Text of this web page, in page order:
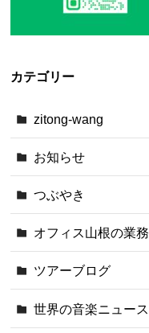
カテゴリー
zitong-wang
お知らせ
つぶやき
オフィス山根の業務
ツアーブログ
世界の音楽ニュース